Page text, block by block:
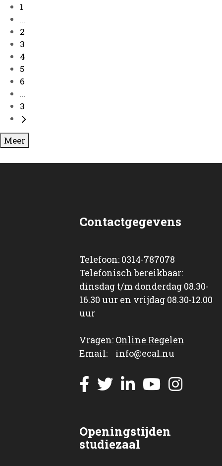
1
...
2
3
4
5
6
...
3
Meer
Contactgegevens
Telefoon: 0314-787078
Telefonisch bereikbaar:
dinsdag t/m donderdag 08.30-
16.30 uur en vrijdag 08.30-12.00
uur
Vragen: Online Regelen
Email: info@ecal.nu
Openingstijden
studiezaal